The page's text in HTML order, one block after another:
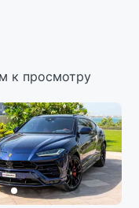
к просмотру